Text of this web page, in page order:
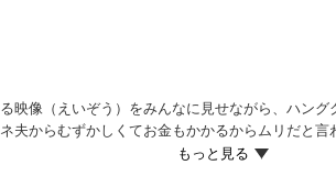
映像（えいぞう）をみんなに見せながら、ハン
夫からむずかしくてお金もかかるからムリだと
たいとドラえもんに泣きついたところ、22世紀